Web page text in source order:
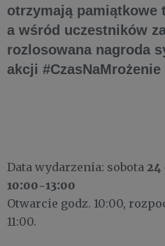
otrzymają pamiątkowe
a wśród uczestników
rozlosowana nagroda
akcji #CzasNaMrożenie
Data wydarzenia: sobota 24
10:00-13:00
Otwarcie godz. 10:00,
11:00.